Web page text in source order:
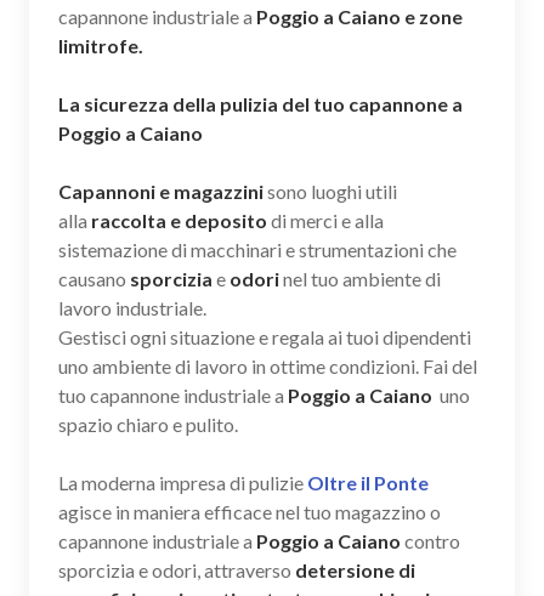
capannone industriale a Poggio a Caiano e zone
limitrofe.
La sicurezza della pulizia del tuo capannone a
Poggio a Caiano
Capannoni e magazzinisono luoghi utili
alla raccolta e deposito di merci e alla
sistemazione di macchinari e strumentazioni che
causano sporcizia e odorinel tuo ambiente di
lavoro industriale.
Gestisci ogni situazione e regala ai tuoi dipendenti
uno ambiente di lavoro in ottime condizioni. Fai del
tuo capannone industriale a Poggio a Caiano uno
spazio chiaro e pulito.
La moderna impresa di pulizie Oltre il Ponte
agisce in maniera efficace nel tuo magazzino o
capannone industriale a Poggio a Caiano contro
sporcizia e odori, attraverso detersione di